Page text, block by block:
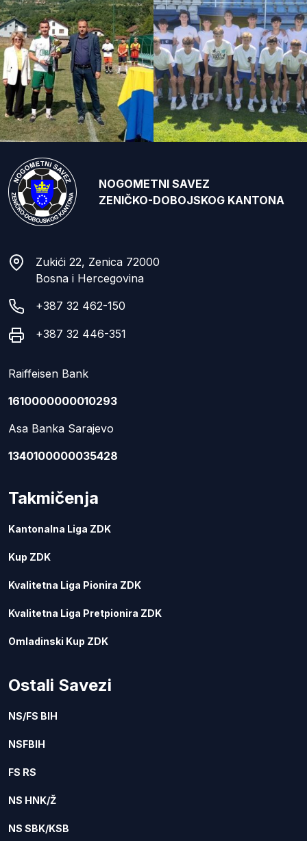
NOGOMETNI SAVEZ
ZENIČKO-DOBOJSKOG KANTONA
Zukići 22, Zenica 72000
Bosna i Hercegovina
+387 32 462-150
+387 32 446-351
Raiffeisen Bank
1610000000010293
Asa Banka Sarajevo
1340100000035428
Takmičenja
Kantonalna Liga ZDK
Kup ZDK
Kvalitetna Liga Pionira ZDK
Kvalitetna Liga Pretpionira ZDK
Omladinski Kup ZDK
Ostali Savezi
NS/FS BIH
NSFBIH
FS RS
NS HNK/Ž
NS SBK/KSB